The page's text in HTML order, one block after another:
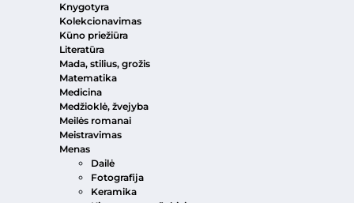
Knygotyra
Kolekcionavimas
Kūno priežiūra
Literatūra
Mada, stilius, grožis
Matematika
Medicina
Medžioklė, žvejyba
Meilės romanai
Meistravimas
Menas
Dailė
Fotografija
Keramika